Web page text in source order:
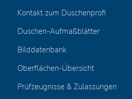
Kontakt zum Duschenprofi
Duschen-Aufmaßblätter
Bilddatenbank
Oberflächen-Übersicht
Prüfzeugnisse & Zulassungen